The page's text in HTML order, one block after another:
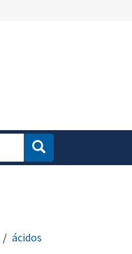
ácidos